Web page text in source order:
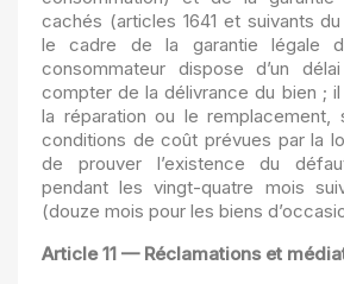
cachés (articles 1641 et suivants
le cadre de la garantie légale
consommateur dispose d’un
compter de la délivrance du bien ;
la réparation ou le remplacement,
conditions de coût prévues par la
de prouver l’existence du
pendant les vingt-quatre mois
(douze mois pour les biens
Article 11 — Réclamations et